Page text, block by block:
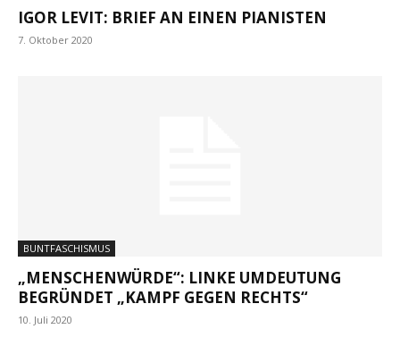
IGOR LEVIT: BRIEF AN EINEN PIANISTEN
7. Oktober 2020
BUNTFASCHISMUS
„MENSCHENWÜRDE“: LINKE UMDEUTUNG
BEGRÜNDET „KAMPF GEGEN RECHTS“
10. Juli 2020